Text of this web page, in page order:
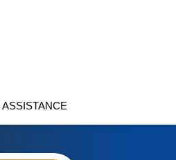
ASSISTANCE